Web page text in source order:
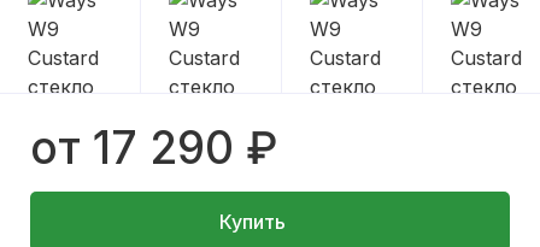
от 17 290 ₽
Купить